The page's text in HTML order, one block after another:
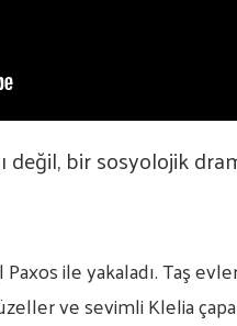
değil, bir sosyolojik
ile yakaladı. Taş
ve sevimli Klelia